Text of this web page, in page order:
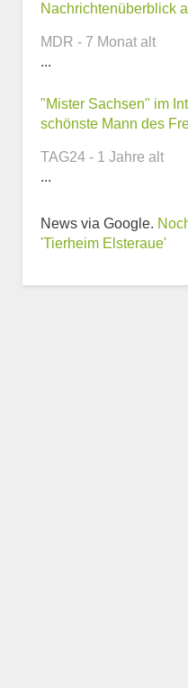
Webseite
Weitere
zum
Nachrichtenüberblick
MDR - 7 Monat alt
...
"Mister Sachsen" im
schönste Mann des
TAG24 - 1 Jahre alt
...
News via Google.
'Tierheim Elsteraue'